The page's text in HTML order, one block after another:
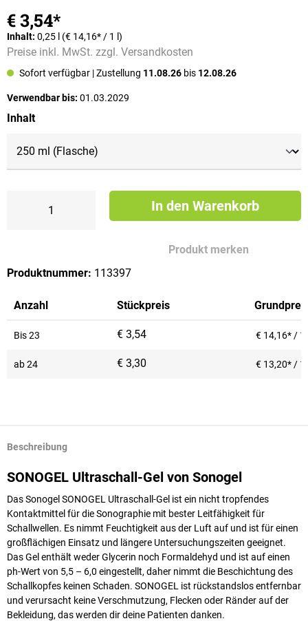
€ 3,54*
Inhalt: 0,25 l (€ 14,16* / 1 l)
Preise inkl. MwSt. zzgl. Versandkosten
Sofort verfügbar | Zustellung 11.08.26 bis 12.08.26
Verwendbar bis: 01.03.2029
Inhaltauswählen
In den Warenkorb
Produkt merken
Produktnummer: 113397
Anzahl Stückpreis
Bis23 € 3,54 € 14,16* / 1
ab24 € 3,30 € 13,20* / 1
Beschreibung
SONOGEL Ultraschall-Gel von Sonogel
Das Sonogel SONOGEL Ultraschall-Gel ist ein nicht tropfendes
Kontaktmittel für die Sonographie mit bester Leitfähigkeit für
Schallwellen. Es nimmt Feuchtigkeit aus der Luft auf und ist für einen
großflächigen Einsatz und längere Untersuchungszeiten geeignet.
Das Gel enthält weder Glycerin noch Formaldehyd und ist auf einen
ph-Wert von 5,5 – 6,0 eingestellt, daher nimmt die Beschichtung des
Schallkopfes keinen Schaden. SONOGEL ist rückstandslos entfernbar
und verursacht keine Verschmutzung, Flecken oder Ränder auf der
Bekleidung, das werden dir deine Patienten danken.